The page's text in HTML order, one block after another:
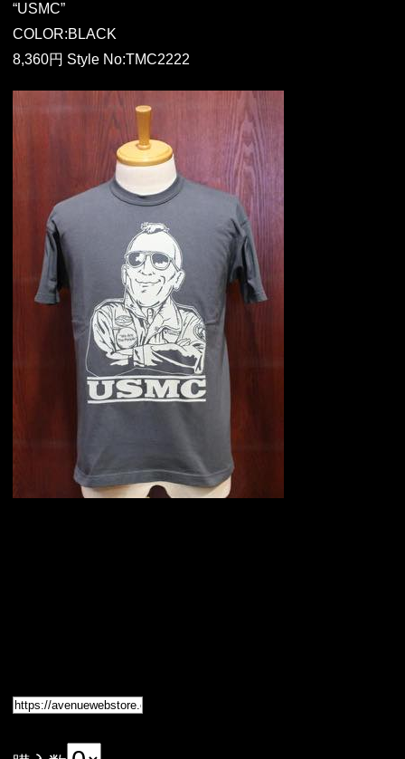
“USMC”
COLOR:BLACK
8,360円 Style No:TMC2222